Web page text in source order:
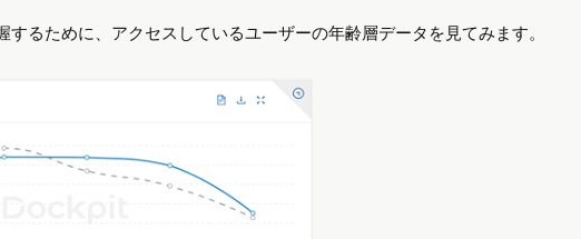
るために、アクセスしているユーザーの年齢層データを見てみます。